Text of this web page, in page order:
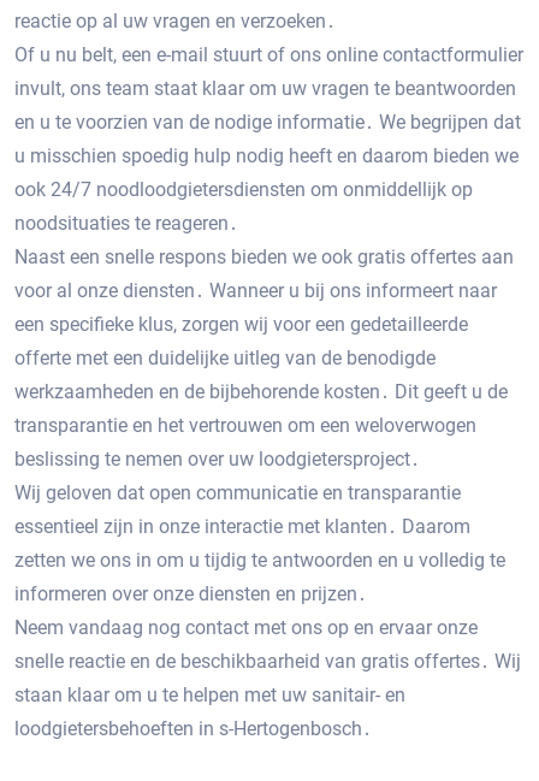
reactie op al uw vragen en verzoeken․
Of u nu belt, een e-mail stuurt of ons online contactformulier
invult, ons team staat klaar om uw vragen te beantwoorden
en u te voorzien van de nodige informatie․ We begrijpen dat
u misschien spoedig hulp nodig heeft en daarom bieden we
ook 24/7 noodloodgietersdiensten om onmiddellijk op
noodsituaties te reageren․
Naast een snelle respons bieden we ook gratis offertes aan
voor al onze diensten․ Wanneer u bij ons informeert naar
een specifieke klus, zorgen wij voor een gedetailleerde
offerte met een duidelijke uitleg van de benodigde
werkzaamheden en de bijbehorende kosten․ Dit geeft u de
transparantie en het vertrouwen om een weloverwogen
beslissing te nemen over uw loodgietersproject․
Wij geloven dat open communicatie en transparantie
essentieel zijn in onze interactie met klanten․ Daarom
zetten we ons in om u tijdig te antwoorden en u volledig te
informeren over onze diensten en prijzen․
Neem vandaag nog contact met ons op en ervaar onze
snelle reactie en de beschikbaarheid van gratis offertes․ Wij
staan klaar om u te helpen met uw sanitair- en
loodgietersbehoeften in s-Hertogenbosch․